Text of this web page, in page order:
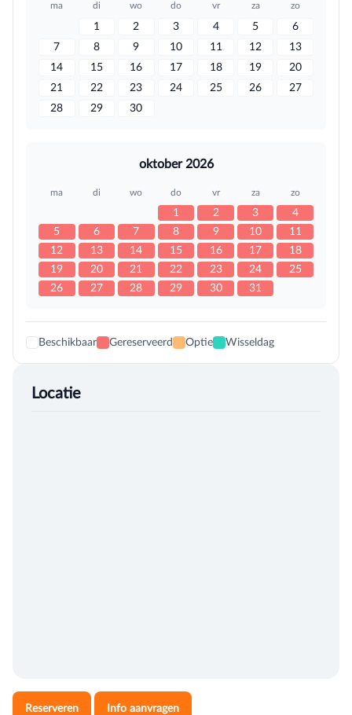
ma di wo do vr za zo
1 2 3 4 5
6
7
8 9 10 11 12
13
14
15 16 17 18 19
20
21
22 23 24 25 26
27
28
29 30
oktober 2026
ma di wo do vr za zo
1 2 3
4
5
6 7 8 9 10
11
12
13 14 15 16 17
18
19
20 21 22 23 24
25
26
27 28 29 30 31
Beschikbaar Gereserveerd Optie Wisseldag
Locatie
Reserveren Info aanvragen